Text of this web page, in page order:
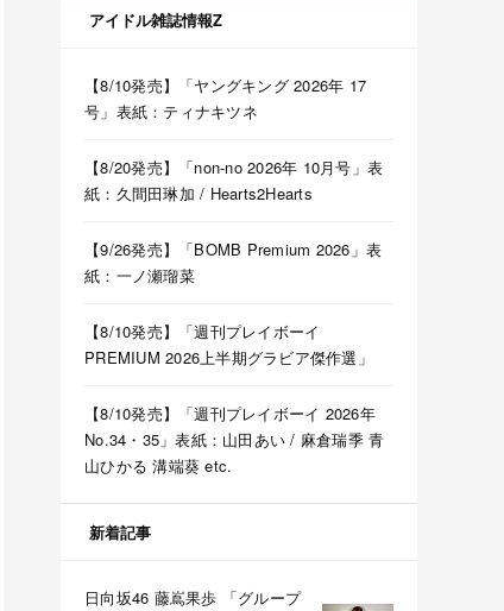
アイドル雑誌情報Z
【8/10発売】「ヤングキング 2026年 17
号」表紙：ティナキツネ
【8/20発売】「non-no 2026年 10月号」表
紙：久間田琳加 / Hearts2Hearts
【9/26発売】「BOMB Premium 2026」表
紙：一ノ瀬瑠菜
【8/10発売】「週刊プレイボーイ
PREMIUM 2026上半期グラビア傑作選」
【8/10発売】「週刊プレイボーイ 2026年
No.34・35」表紙：山田あい / 麻倉瑞季 青
山ひかる 溝端葵 etc.
新着記事
日向坂46 藤嶌果歩 「グループ